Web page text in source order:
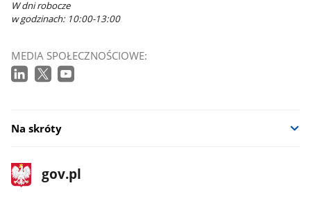
W dni robocze
w godzinach: 10:00-13:00
MEDIA SPOŁECZNOŚCIOWE:
Na skróty
stopka
gov.pl
Strona
gov.pl